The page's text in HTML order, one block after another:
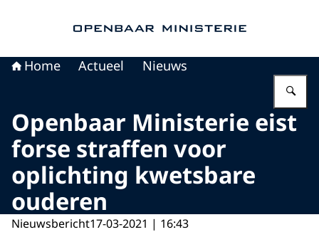
Home Actueel Nieuws
Openbaar Ministerie eist
forse straffen voor
oplichting kwetsbare
ouderen
Nieuwsbericht17-03-2021 | 16:43